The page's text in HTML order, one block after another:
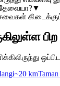
தேவையா?▼
பிற
~20 km